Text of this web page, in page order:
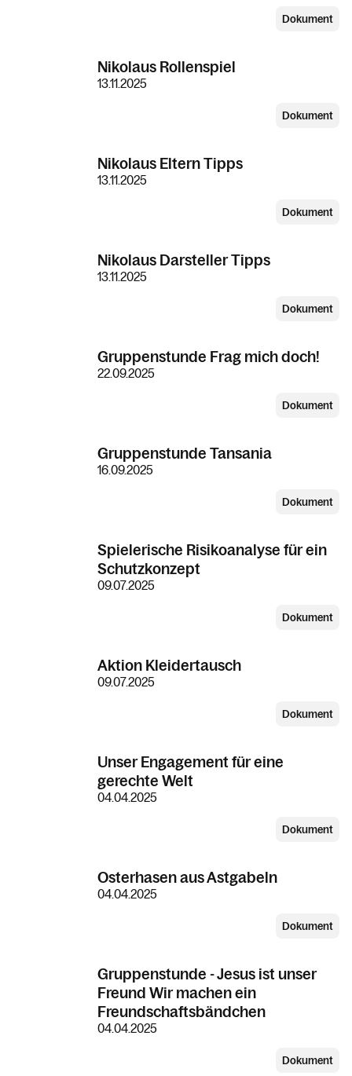
Dokument
Nikolaus Rollenspiel
13.11.2025
Dokument
Nikolaus Eltern Tipps
13.11.2025
Dokument
Nikolaus Darsteller Tipps
13.11.2025
Dokument
Gruppenstunde Frag mich doch!
22.09.2025
Dokument
Gruppenstunde Tansania
16.09.2025
Dokument
Spielerische Risikoanalyse für ein
Schutzkonzept
09.07.2025
Dokument
Aktion Kleidertausch
09.07.2025
Dokument
Unser Engagement für eine
gerechte Welt
04.04.2025
Dokument
Osterhasen aus Astgabeln
04.04.2025
Dokument
Gruppenstunde - Jesus ist unser
Freund Wir machen ein
Freundschaftsbändchen
04.04.2025
Dokument